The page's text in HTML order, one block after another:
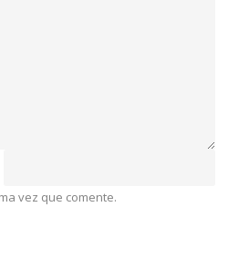
vez que comente.